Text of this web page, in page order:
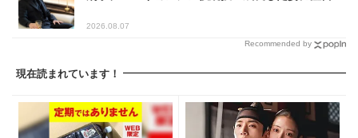
2026.08.07
Recommended by
現在読まれています！